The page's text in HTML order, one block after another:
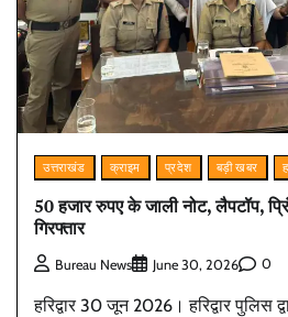
उत्तराखंड क्राइम प्रदेश बड़ी खबर
50 हजार रुपए के जाली नोट, लैपटॉप,
गिरफ्तार
Bureau News June 30, 2026 0
हरिद्वार 30 जून 2026। हरिद्वार पुलिस